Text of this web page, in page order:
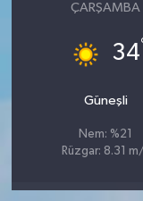
ÇARŞAMBA
34
Güneşli
Nem: %21
Rüzgar: 8.31